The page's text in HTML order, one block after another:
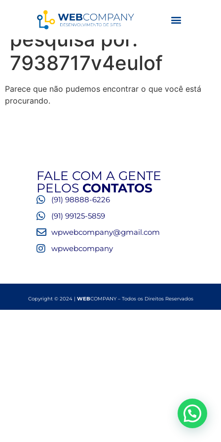
Resultados da
pesquisa por:
7938717v4eulof
Parece que não pudemos encontrar o que você está
procurando.
FALE COM A GENTE
PELOS CONTATOS
(91) 98888-6226
(91) 99125-5859
wpwebcompany@gmail.com
wpwebcompany
Copyright © 2024 | WEBCOMPANY – Todos os Direitos Reservados